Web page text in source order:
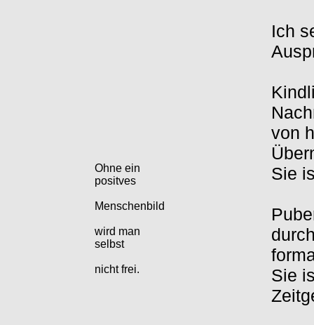
Ohne ein
positves
Menschenbild
wird man
selbst
nicht frei.
Ich
von
Sie
Sie